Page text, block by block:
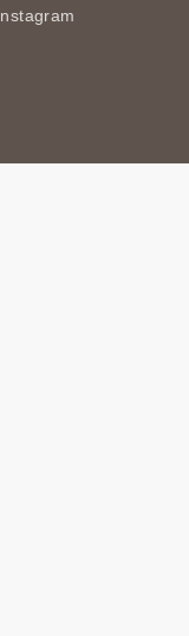
Instagram